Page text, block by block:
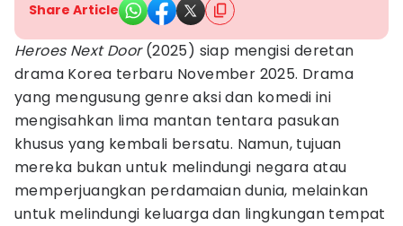
Share Article
Heroes Next Door(2025) siap mengisi deretan
drama Korea terbaru November 2025. Drama
yang mengusung genre aksi dan komedi ini
mengisahkan lima mantan tentara pasukan
khusus yang kembali bersatu. Namun, tujuan
mereka bukan untuk melindungi negara atau
memperjuangkan perdamaian dunia, melainkan
untuk melindungi keluarga dan lingkungan tempat